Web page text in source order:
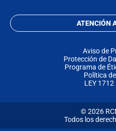
ATENCIÓN
Aviso de
Protección de
Programa de
Política
LEY 1712
© 2026
Todos los